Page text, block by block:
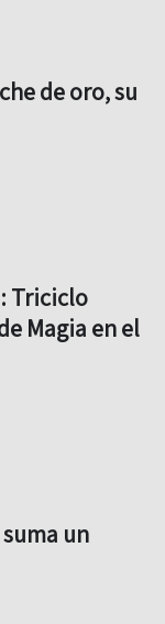
de oro, su
Triciclo
Magia en el
un